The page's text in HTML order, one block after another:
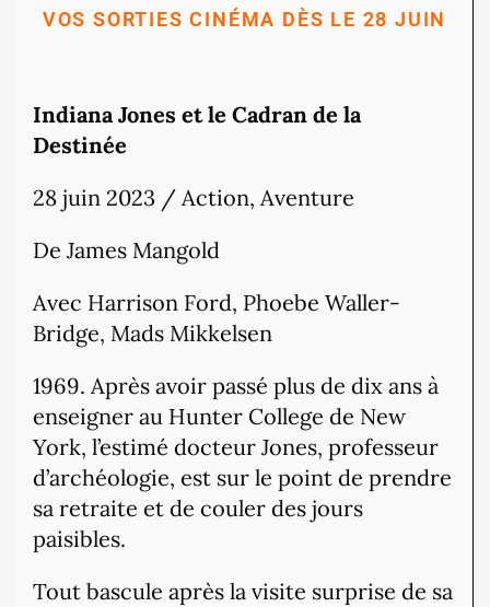
VOS SORTIES CINÉMA DÈS LE 28 JUIN
Indiana Jones et le Cadran de la
Destinée
28 juin 2023 / Action, Aventure
De James Mangold
Avec Harrison Ford, Phoebe Waller-
Bridge, Mads Mikkelsen
1969. Après avoir passé plus de dix ans à
enseigner au Hunter College de New
York, l’estimé docteur Jones, professeur
d’archéologie, est sur le point de prendre
sa retraite et de couler des jours
paisibles.
Tout bascule après la visite surprise de sa